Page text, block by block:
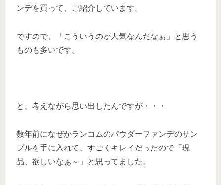
ンデを買って、ご紹介しています。
ですので、「こういうのが人気なんだなぁ」と思う
ものも多いです。
と、考えながら思い出したんですが・・・
数年前になぜかランコムのパウダーファンデのサン
プルを手に入れて、すごくキレイだったので「現
品、欲しいなぁ～」と思ってました。